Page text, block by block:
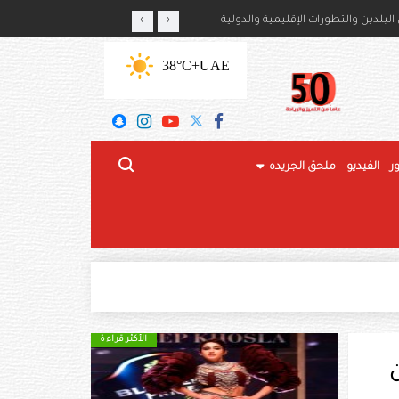
حمود بن سعود بن عبدالعزيز آل سعود ‹ ›
UAE
+38°C
الفيديو ملحق الجريده
الأكثر قراءة